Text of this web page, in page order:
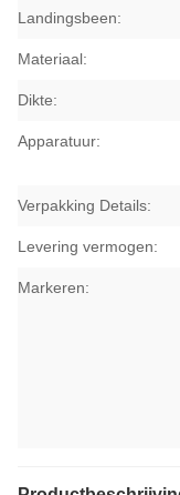
Landingsbeen:
Materiaal:
Dikte:
Apparatuur:
Verpakking Details:
Levering vermogen:
Markeren: